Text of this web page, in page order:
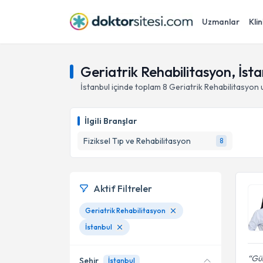
Uzmanlar
Geriatrik Rehabilitasyon,
İstanbul içinde toplam 8 Geriatrik Rehabilitasyon
İlgili Branşlar
Fiziksel Tıp ve Rehabilitasyon
8
Aktif Filtreler
Geriatrik Rehabilitasyon
İstanbul
Şehir İstanbul